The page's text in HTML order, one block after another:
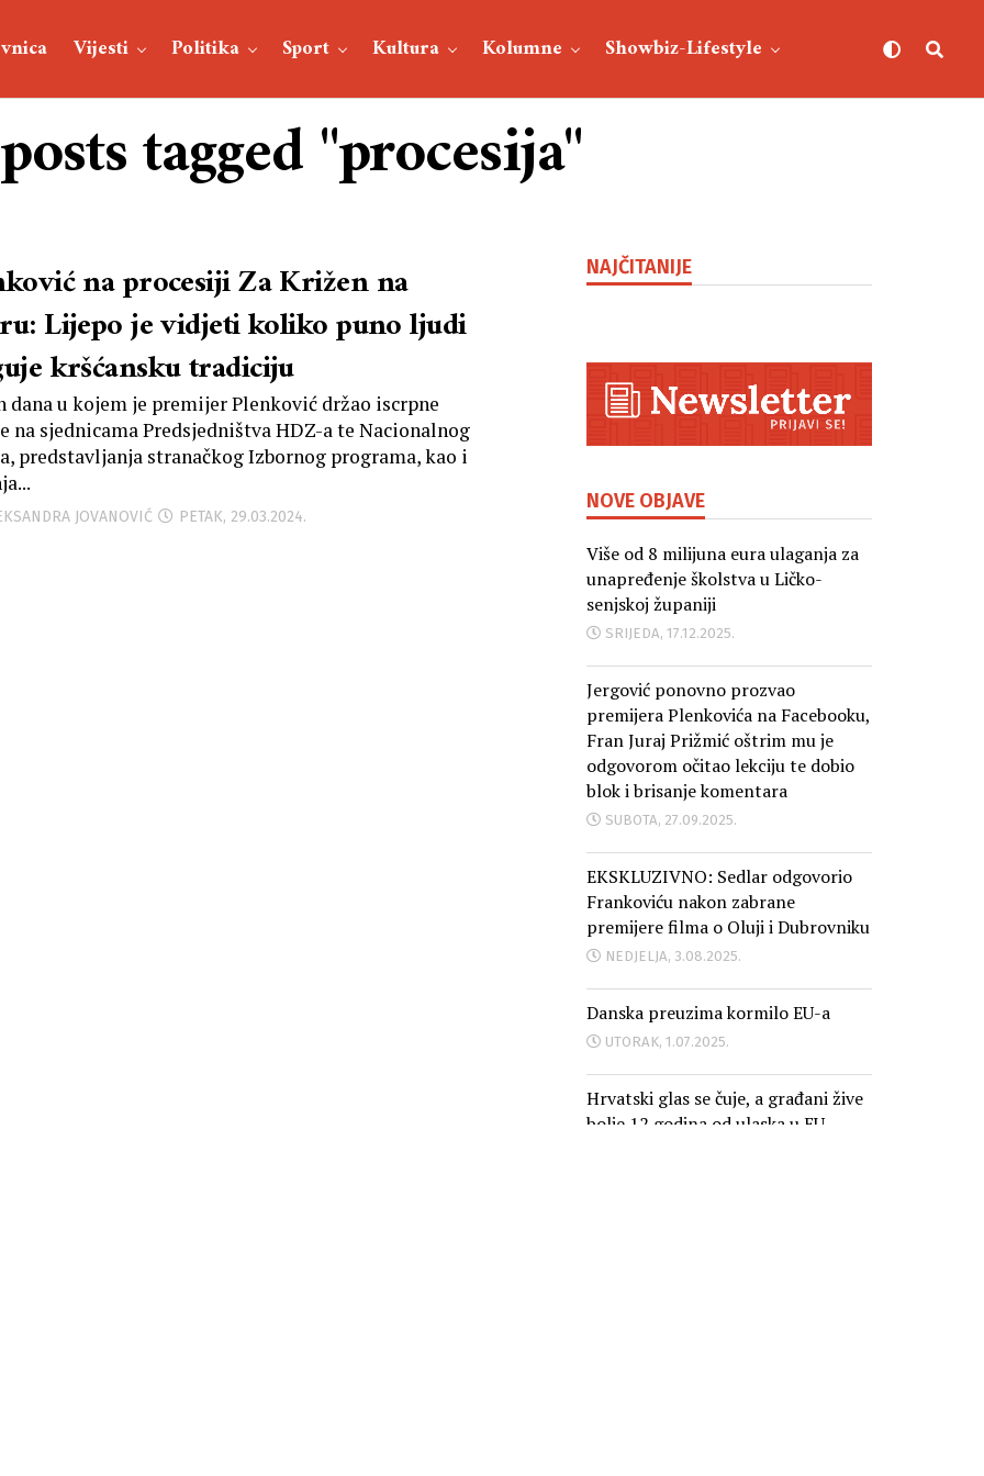
Vijesti Politika Sport Kultura Kolumne Showbiz-Lifestyle
tagged "procesija"
na procesiji Za Križen na
Lijepo je vidjeti koliko puno ljudi
kršćansku tradiciju
dana u kojem je premijer Plenković držao iscrpne
na sjednicama Predsjedništva HDZ-a te Nacionalnog
predstavljanja stranačkog Izbornog programa, kao i
JOVANOVIĆ PETAK, 29.03.2024.
NAJČITANIJE
NOVE OBJAVE
Više od 8 milijuna eura ulaganja za
unapređenje školstva u Ličko-
senjskoj županiji
SRIJEDA, 17.12.2025.
Jergović ponovno prozvao
premijera Plenkovića na Facebooku,
Fran Juraj Prižmić oštrim mu je
odgovorom očitao lekciju te dobio
blok i brisanje komentara
SUBOTA, 27.09.2025.
EKSKLUZIVNO: Sedlar odgovorio
Frankoviću nakon zabrane
premijere filma o Oluji i Dubrovniku
NEDJELJA, 3.08.2025.
Danska preuzima kormilo EU-a
UTORAK, 1.07.2025.
Hrvatski glas se čuje, a građani žive
bolje 12 godina od ulaska u EU